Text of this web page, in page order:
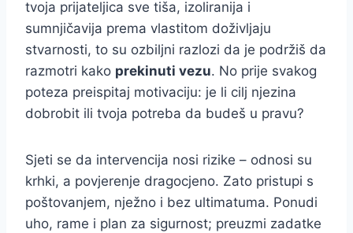
tvoja prijateljica sve tiša, izoliranija i
sumnjičavija prema vlastitom doživljaju
stvarnosti, to su ozbiljni razlozi da je podržiš da
razmotri kako prekinuti vezu. No prije svakog
poteza preispitaj motivaciju: je li cilj njezina
dobrobit ili tvoja potreba da budeš u pravu?
Sjeti se da intervencija nosi rizike – odnosi su
krhki, a povjerenje dragocjeno. Zato pristupi s
poštovanjem, nježno i bez ultimatuma. Ponudi
uho, rame i plan za sigurnost; preuzmi zadatke